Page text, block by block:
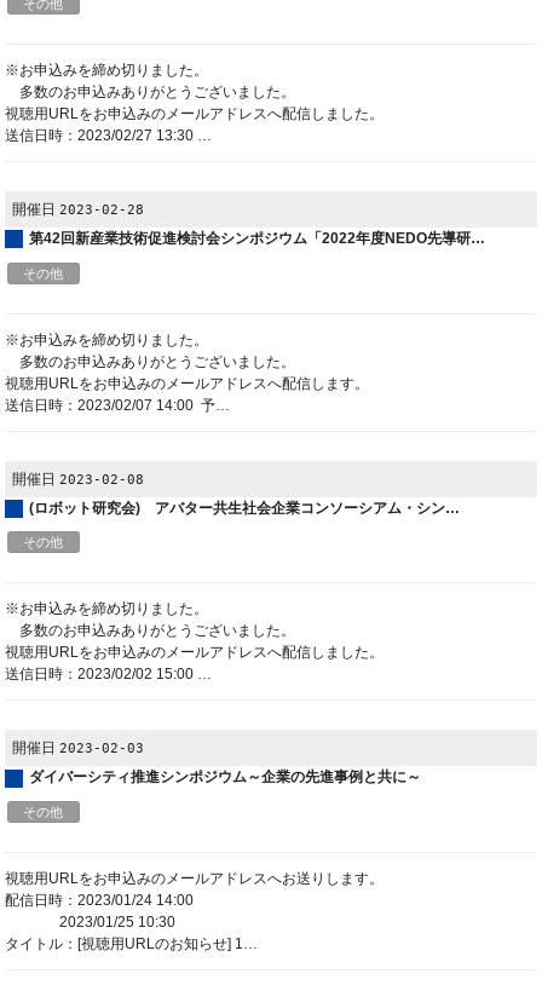
その他
※お申込みを締め切りました。
多数のお申込みありがとうございました。
視聴用URLをお申込みのメールアドレスへ配信しました。
送信日時：2023/02/27 13:30 …
開催日 2023-02-28
第42回新産業技術促進検討会シンポジウム「2022年度NEDO先導研…
その他
※お申込みを締め切りました。
多数のお申込みありがとうございました。
視聴用URLをお申込みのメールアドレスへ配信します。
送信日時：2023/02/07 14:00 予…
開催日 2023-02-08
(ロボット研究会) アバター共生社会企業コンソーシアム・シン…
その他
※お申込みを締め切りました。
多数のお申込みありがとうございました。
視聴用URLをお申込みのメールアドレスへ配信しました。
送信日時：2023/02/02 15:00 …
開催日 2023-02-03
ダイバーシティ推進シンポジウム～企業の先進事例と共に～
その他
視聴用URLをお申込みのメールアドレスへお送りします。
配信日時：2023/01/24 14:00
2023/01/25 10:30
タイトル：[視聴用URLのお知らせ] 1…